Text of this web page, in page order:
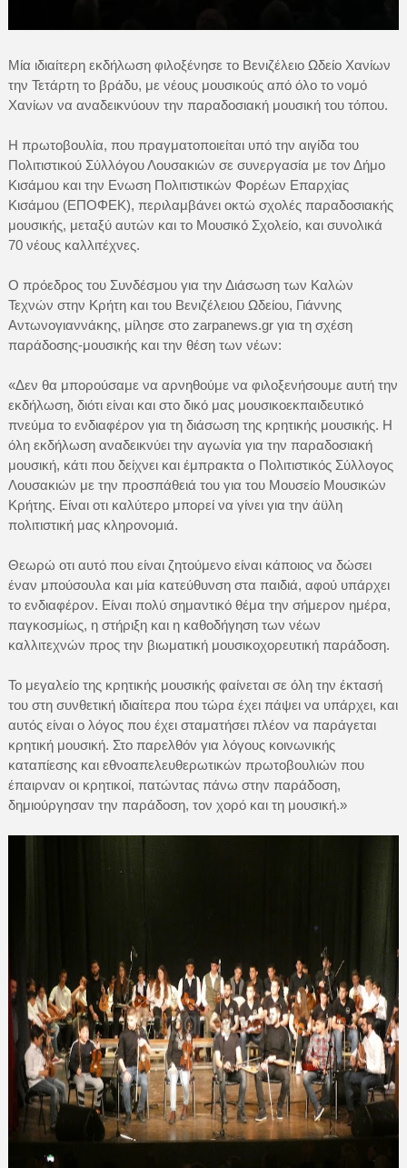
Μία ιδιαίτερη εκδήλωση φιλοξένησε το Βενιζέλειο Ωδείο Χανίων
την Τετάρτη το βράδυ, με νέους μουσικούς από όλο το νομό
Χανίων να αναδεικνύουν την παραδοσιακή μουσική του τόπου.
Η πρωτοβουλία, που πραγματοποιείται υπό την αιγίδα του
Πολιτιστικού Σύλλόγου Λουσακιών σε συνεργασία με τον Δήμο
Κισάμου και την Ενωση Πολιτιστικών Φορέων Επαρχίας
Κισάμου (ΕΠΟΦΕΚ), περιλαμβάνει οκτώ σχολές παραδοσιακής
μουσικής, μεταξύ αυτών και το Μουσικό Σχολείο, και συνολικά
70 νέους καλλιτέχνες.
Ο πρόεδρος του Συνδέσμου για την Διάσωση των Καλών
Τεχνών στην Κρήτη και του Βενιζέλειου Ωδείου, Γιάννης
Αντωνογιαννάκης, μίλησε στο zarpanews.gr για τη σχέση
παράδοσης-μουσικής και την θέση των νέων:
«Δεν θα μπορούσαμε να αρνηθούμε να φιλοξενήσουμε αυτή την
εκδήλωση, διότι είναι και στο δικό μας μουσικοεκπαιδευτικό
πνεύμα το ενδιαφέρον για τη διάσωση της κρητικής μουσικής. Η
όλη εκδήλωση αναδεικνύει την αγωνία για την παραδοσιακή
μουσική, κάτι που δείχνει και έμπρακτα ο Πολιτιστικός Σύλλογος
Λουσακιών με την προσπάθειά του για του Μουσείο Μουσικών
Κρήτης. Είναι οτι καλύτερο μπορεί να γίνει για την άϋλη
πολιτιστική μας κληρονομιά.
Θεωρώ οτι αυτό που είναι ζητούμενο είναι κάποιος να δώσει
έναν μπούσουλα και μία κατεύθυνση στα παιδιά, αφού υπάρχει
το ενδιαφέρον. Είναι πολύ σημαντικό θέμα την σήμερον ημέρα,
παγκοσμίως, η στήριξη και η καθοδήγηση των νέων
καλλιτεχνών προς την βιωματική μουσικοχορευτική παράδοση.
Το μεγαλείο της κρητικής μουσικής φαίνεται σε όλη την έκτασή
του στη συνθετική ιδιαίτερα που τώρα έχει πάψει να υπάρχει, και
αυτός είναι ο λόγος που έχει σταματήσει πλέον να παράγεται
κρητική μουσική. Στο παρελθόν για λόγους κοινωνικής
καταπίεσης και εθνοαπελευθερωτικών πρωτοβουλιών που
έπαιρναν οι κρητικοί, πατώντας πάνω στην παράδοση,
δημιούργησαν την παράδοση, τον χορό και τη μουσική.»